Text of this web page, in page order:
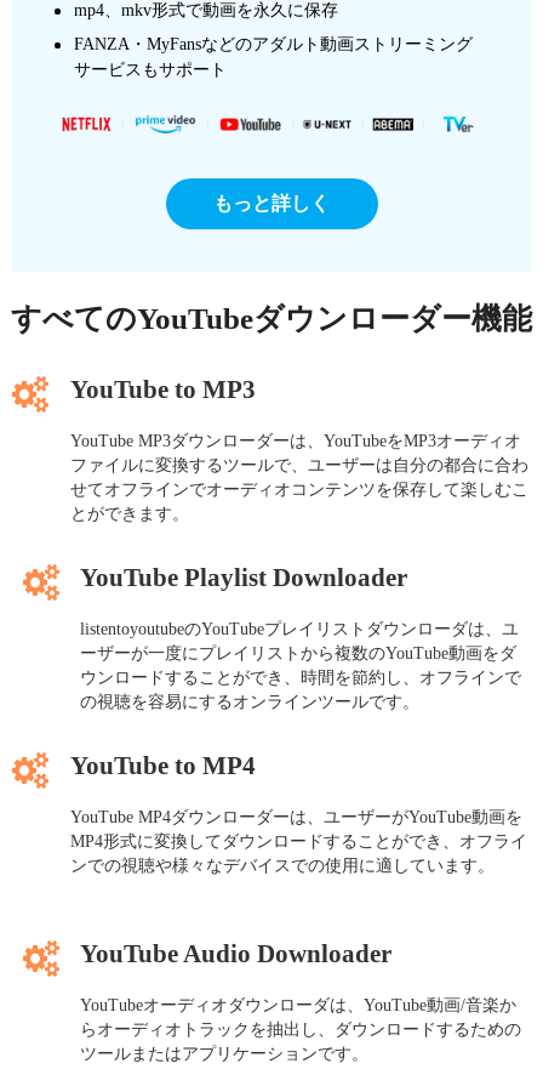
mp4、mkv形式で動画を永久に保存
FANZA・MyFansなどのアダルト動画ストリーミング
サービスもサポート
もっと詳しく
すべてのYouTubeダウンローダー機能
YouTube to MP3
YouTube MP3ダウンローダーは、YouTubeをMP3オーディオ
ファイルに変換するツールで、ユーザーは自分の都合に合わ
せてオフラインでオーディオコンテンツを保存して楽しむこ
とができます。
YouTube Playlist Downloader
listentoyoutubeのYouTubeプレイリストダウンローダは、ユ
ーザーが一度にプレイリストから複数のYouTube動画をダ
ウンロードすることができ、時間を節約し、オフラインで
の視聴を容易にするオンラインツールです。
YouTube to MP4
YouTube MP4ダウンローダーは、ユーザーがYouTube動画を
MP4形式に変換してダウンロードすることができ、オフライ
ンでの視聴や様々なデバイスでの使用に適しています。
YouTube Audio Downloader
YouTubeオーディオダウンローダは、YouTube動画/音楽か
らオーディオトラックを抽出し、ダウンロードするための
ツールまたはアプリケーションです。